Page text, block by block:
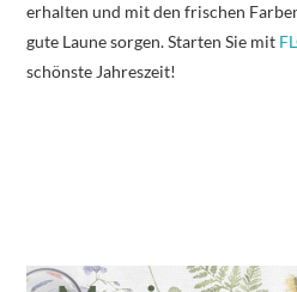
erhalten und mit den frischen
gute Laune sorgen. Starten Sie mit
schönste Jahreszeit!